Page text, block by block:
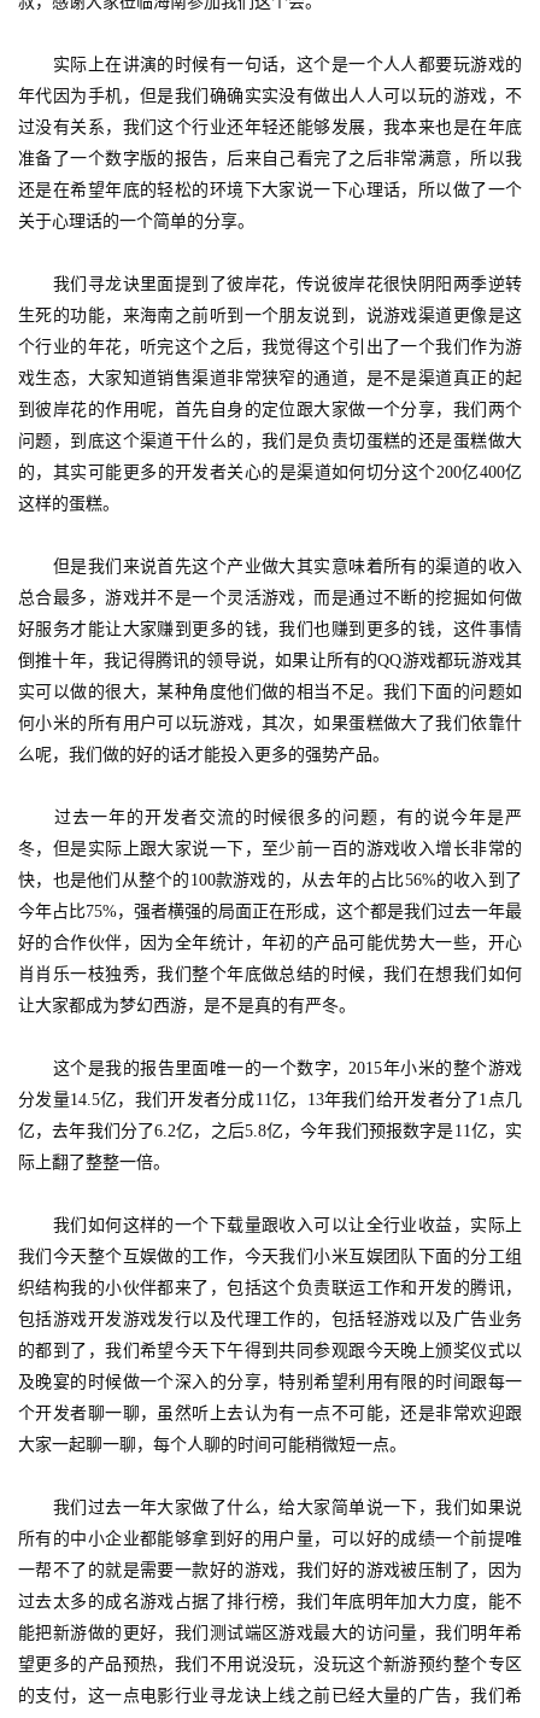
游
茶
游
戏
业
界
手
戏
单
机
游
戏
实际上在讲演的时候有一句话，这个是一个人人都要玩游戏的
年代因为手机，但是我们确确实实没有做出人人可以玩的游戏，不
过没有关系，我们这个行业还年轻还能够发展，我本来也是在年底
准备了一个数字版的报告，后来自己看完了之后非常满意，所以我
还是在希望年底的轻松的环境下大家说一下心理话，所以做了一个
关于心理话的一个简单的分享。
我们寻龙诀里面提到了彼岸花，传说彼岸花很快阴阳两季逆转
生死的功能，来海南之前听到一个朋友说到，说游戏渠道更像是这
个行业的年花，听完这个之后，我觉得这个引出了一个我们作为游
戏生态，大家知道销售渠道非常狭窄的通道，是不是渠道真正的起
到彼岸花的作用呢，首先自身的定位跟大家做一个分享，我们两个
问题，到底这个渠道干什么的，我们是负责切蛋糕的还是蛋糕做大
的，其实可能更多的开发者关心的是渠道如何切分这个200亿400亿
这样的蛋糕。
但是我们来说首先这个产业做大其实意味着所有的渠道的收入
总合最多，游戏并不是一个灵活游戏，而是通过不断的挖掘如何做
好服务才能让大家赚到更多的钱，我们也赚到更多的钱，这件事情
倒推十年，我记得腾讯的领导说，如果让所有的QQ游戏都玩游戏其
实可以做的很大，某种角度他们做的相当不足。我们下面的问题如
何小米的所有用户可以玩游戏，其次，如果蛋糕做大了我们依靠什
么呢，我们做的好的话才能投入更多的强势产品。
过去一年的开发者交流的时候很多的问题，有的说今年是严
冬，但是实际上跟大家说一下，至少前一百的游戏收入增长非常的
快，也是他们从整个的100款游戏的，从去年的占比56%的收入到了
今年占比75%，强者横强的局面正在形成，这个都是我们过去一年最
好的合作伙伴，因为全年统计，年初的产品可能优势大一些，开心
肖肖乐一枝独秀，我们整个年底做总结的时候，我们在想我们如何
让大家都成为梦幻西游，是不是真的有严冬。
这个是我的报告里面唯一的一个数字，2015年小米的整个游戏
分发量14.5亿，我们开发者分成11亿，13年我们给开发者分了1点几
亿，去年我们分了6.2亿，之后5.8亿，今年我们预报数字是11亿，实
际上翻了整整一倍。
我们如何这样的一个下载量跟收入可以让全行业收益，实际上
我们今天整个互娱做的工作，今天我们小米互娱团队下面的分工组
织结构我的小伙伴都来了，包括这个负责联运工作和开发的腾讯，
包括游戏开发游戏发行以及代理工作的，包括轻游戏以及广告业务
的都到了，我们希望今天下午得到共同参观跟今天晚上颁奖仪式以
及晚宴的时候做一个深入的分享，特别希望利用有限的时间跟每一
个开发者聊一聊，虽然听上去认为有一点不可能，还是非常欢迎跟
大家一起聊一聊，每个人聊的时间可能稍微短一点。
我们过去一年大家做了什么，给大家简单说一下，我们如果说
所有的中小企业都能够拿到好的用户量，可以好的成绩一个前提唯
一帮不了的就是需要一款好的游戏，我们好的游戏被压制了，因为
过去太多的成名游戏占据了排行榜，我们年底明年加大力度，能不
能把新游做的更好，我们测试端区游戏最大的访问量，我们明年希
望更多的产品预热，我们不用说没玩，没玩这个新游预约整个专区
的支付，这一点电影行业寻龙诀上线之前已经大量的广告，我们希